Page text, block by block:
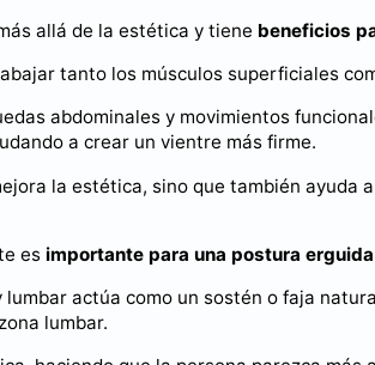
allá de la estética y tiene beneficios
tanto los músculos superficiales
abdominales y movimientos
a crear un vientre más firme.
la estética, sino que también ayuda
es importante para una postura
lumbar actúa como un sostén o faja
lumbar.